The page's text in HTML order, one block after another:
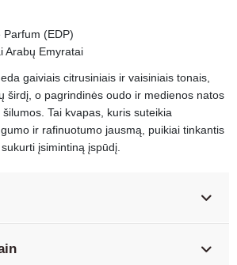
Parfum (EDP)
Arabų Emyratai
gaiviais citrusiniais ir vaisiniais tonais,
širdį, o pagrindinės oudo ir medienos natos
Tai kvapas, kuris suteikia
ir rafinuotumo jausmą, puikiai tinkantis
įsimintiną įspūdį.